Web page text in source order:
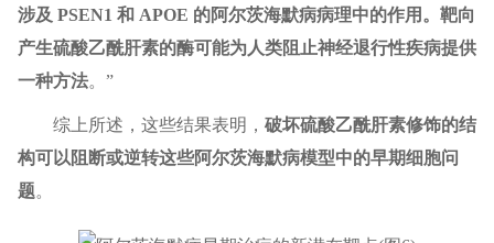
涉及 PSEN1 和 APOE 的阿尔茨海默病病理中的作用。靶向
产生硫酸乙酰肝素的酶可能为人类阻止神经退行性疾病提供
一种方法。”
综上所述，这些结果表明， 破坏硫酸乙酰肝素修饰的结
构可以阻断或逆转这些阿尔茨海默病模型中的早期细胞问
题。